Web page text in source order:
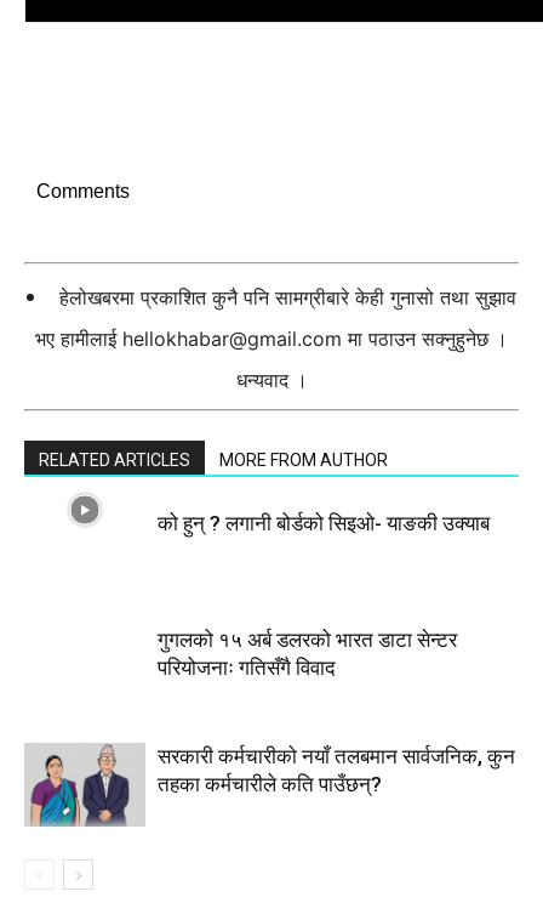
Comments
हेलोखबरमा प्रकाशित कुनै पनि सामग्रीबारे केही गुनासो तथा सुझाव
भए हामीलाई hellokhabar@gmail.com मा पठाउन सक्नुहुनेछ ।
धन्यवाद ।
RELATED ARTICLES MORE FROM AUTHOR
को हुन् ? लगानी बोर्डको सिइओ- याङकी उक्याब
गुगलको १५ अर्ब डलरको भारत डाटा सेन्टर
परियोजनाः गतिसँगै विवाद
सरकारी कर्मचारीकाे नयाँ तलबमान सार्वजनिक, कुन
तहका कर्मचारीले कति पाउँछन्?